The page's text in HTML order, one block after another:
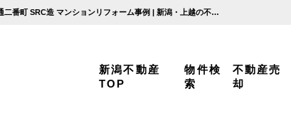
ヴィンテージウッド×グリーンが映えるリノベ空間 新潟市中央区医学町通二番町 SRC造 マンションリフォーム事例 | 新潟・上越の不動産はおうちの売却プラス 越後ホームズ
新潟不動産
TOP
物件検
索
不動産売
却